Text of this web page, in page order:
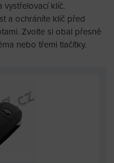
vystřelovací klíč.
a ochráníte klíč před
Zvolte si obal přesně
nebo třemi tlačítky.